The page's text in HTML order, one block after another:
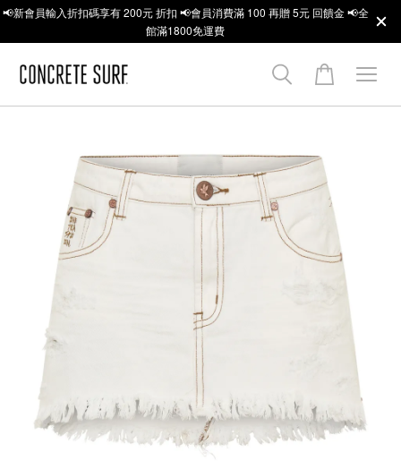
📢新會員輸入折扣碼享有 200元 折扣 📢會員消費滿 100 再贈 5元 回饋金 📢全
館滿1800免運費